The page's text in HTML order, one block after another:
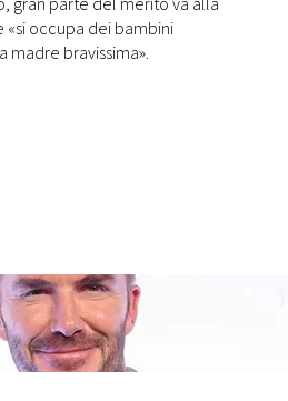
«si occupa dei bambini
madre bravissima».